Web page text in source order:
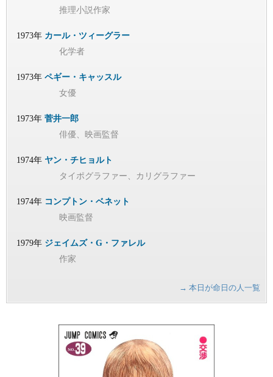
推理小説作家
1973年 カール・ツィーグラー
化学者
1973年 ペギー・キャッスル
女優
1973年 菅井一郎
俳優、映画監督
1974年 ヤン・チヒョルト
タイポグラファー、カリグラファー
1974年 コンプトン・ベネット
映画監督
1979年 ジェイムズ・G・ファレル
作家
→ 本日が命日の人一覧